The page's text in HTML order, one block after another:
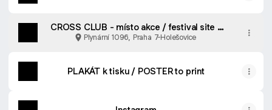
CROSS CLUB - místo akce / festival site -
map
Plynární 1096, Praha 7-Holešovice
PLAKÁT k tisku / POSTER to print